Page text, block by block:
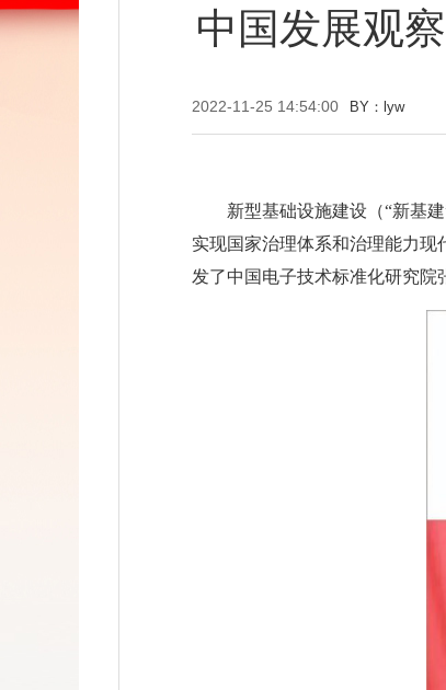
中国发展观
2022-11-25 14:54:00 BY：lyw
新型基础设施建设（“新基
实现国家治理体系和治理能力现
发了中国电子技术标准化研究院